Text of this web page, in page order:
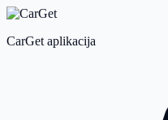
CarGet aplikacija